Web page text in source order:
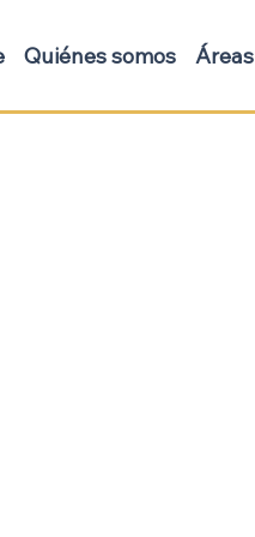
Quiénes somos